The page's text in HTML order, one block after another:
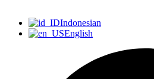
Indonesian
English